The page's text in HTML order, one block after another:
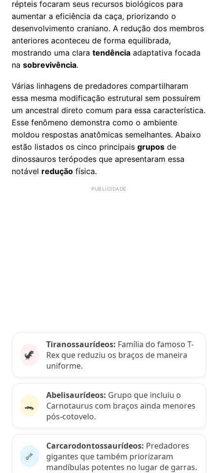
répteis focaram seus recursos biológicos para
aumentar a eficiência da caça, priorizando o
desenvolvimento craniano. A redução dos membros
anteriores aconteceu de forma equilibrada,
mostrando uma clara tendência adaptativa focada
na sobrevivência.
Várias linhagens de predadores compartilharam
essa mesma modificação estrutural sem possuírem
um ancestral direto comum para essa característica.
Esse fenômeno demonstra como o ambiente
moldou respostas anatômicas semelhantes. Abaixo
estão listados os cinco principais grupos de
dinossauros terópodes que apresentaram essa
notável redução física.
🦖
Tiranossaurídeos: Família do famoso T-
Rex que reduziu os braços de maneira
uniforme.
🐊
Abelisaurídeos: Grupo que incluiu o
Carnotaurus com braços ainda menores
pós-cotovelo.
🦴
Carcarodontossaurídeos: Predadores
gigantes que também priorizaram
mandíbulas potentes no lugar de garras.